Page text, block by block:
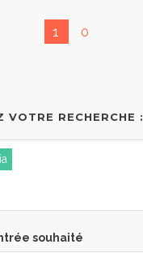
1 0
VOTRE RECHERCHE :
souhaité